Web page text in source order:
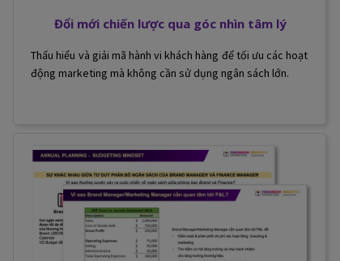
Thấu hiểu và giải mã hành vi khách hàng để tối ưu các hoạt
động marketing mà không cần sử dụng ngân sách lớn.
Đổi mới chiến lược qua góc nhìn tâm lý